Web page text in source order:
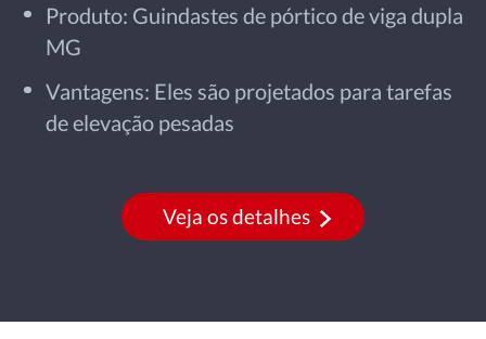
Produto: Guindastes de pórtico de viga dupla
MG
Vantagens: Eles são projetados para tarefas
de elevação pesadas
Veja os detalhes